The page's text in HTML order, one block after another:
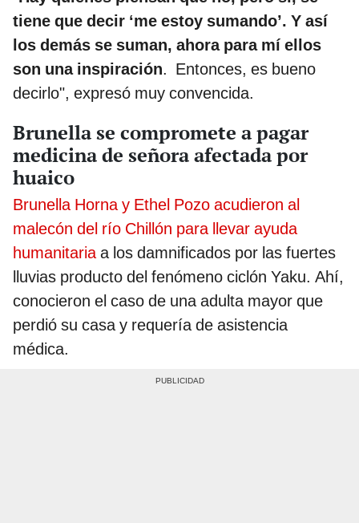
tiene que decir ‘me estoy sumando’. Y así
los demás se suman, ahora para mí ellos
son una inspiración. Entonces, es bueno
decirlo", expresó muy convencida.
Brunella se compromete a pagar
medicina de señora afectada por
huaico
Brunella Horna y Ethel Pozo acudieron al
malecón del río Chillón para llevar ayuda
humanitaria a los damnificados por las fuertes
lluvias producto del fenómeno ciclón Yaku. Ahí,
conocieron el caso de una adulta mayor que
perdió su casa y requería de asistencia
médica.